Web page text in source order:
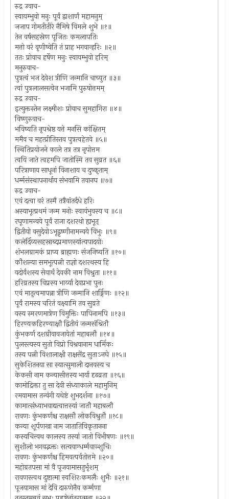
रुद्र उवाच-
स्वायम्भुवो मनुः पूर्वं द्वाशार्णं महामनुम्
जजाप गोमतीतीरे नैमिषे विमले शुभे ॥१॥
तेन वर्षसहस्रेण पूजितः कमलापतिः
मत्तो वरं वृणीष्वेति तं प्राह भगवान्हरिः ॥२॥
ततः प्रोवाच हर्षेण मनुः स्वायम्भुवो हरिम्
मनुरुवाच-
पुत्रत्वं भज देवेश त्रीणि जन्मानि चाच्युत ॥३॥
त्वां पुत्रलालसत्वेन भजामि पुरुषोत्तमम्
रुद्र उवाच-
इत्युक्तस्तेन लक्ष्मीशः प्रोवाच सुमहागिरा ॥४॥
विष्णुरुवाच-
भविष्यति नृपश्रेष्ठ यत्ते मनसि कांक्षितम्
ममैव च महत्प्रीतिस्तव पुत्रत्वहेतवे ॥५॥
स्थितिप्रयोजने काले तत्र तत्र नृपोत्तम
त्वयि जाते त्वहमपि जातोस्मि तव सुव्रत ॥६॥
परित्राणाय साधूनां विनाशाय च दुष्कृताम्
धर्म्मसंस्थापनार्थाय संभवामि तवानघ ॥७॥
रुद्र उवाच-
एवं दत्वा वरं तस्मै तत्रैवांतर्दधे हरिः
अस्याभूत्प्रथमं जन्म मनोः स्वायंभुवस्य च ॥८॥
रघूणामन्वये पूर्वं राजा दशरथो ह्यभूत्
द्वितीयो वसुदेवोऽभूद्वृष्णीनामन्वये विभुः ॥९॥
कलेर्दिव्यसहस्राब्दप्रमाणस्यांत्यपादयोः
शंभलग्रामकं प्राप्य ब्राह्मणः संजनिष्यति ॥१०॥
कौशल्या समभूत्पत्नी राज्ञो दशरथस्य हि
यदोर्वंशस्य सेवार्थं देवकी नाम विश्रुता ॥११॥
हरिव्रतस्य विप्रस्य भार्य्या देवप्रभा पुनः
एवं मातृत्वमापन्ना त्रीणि जन्मानि शार्ङ्गिणः ॥१२॥
पूर्वं रामस्य चरितं वक्ष्यामि तव सुव्रते
यस्य स्मरणमात्रेण विमुक्तिः पापिनामपि ॥१३॥
हिरण्यकहिरण्याक्षौ द्वितीयं जन्मसंश्रितौ
कुंभकर्ण दशग्रीवावजायेतां महाबलौ ॥१४॥
पुलस्त्यस्य सुतो विप्रो विश्रवानाम धार्मिकः
तस्य पत्नी विशालाक्षी राक्षसेंद्र सुताऽनघे ॥१५॥
सुकेशितनया सा स्यात्सुमाली दानवस्य च
केकसी नाम कन्यासीत्तस्य भार्या दृढव्रता ॥१६॥
कामोद्रिक्ता तु सा देवी संध्याकाले महामुनिम्
रमयामास तन्वंगी यथेष्टं शुभदर्शना ॥१७॥
कामात्संध्याभवाद्यत्वात्तस्यां जातौ महाबलौ
रावणः कुंभकर्णश्च राक्षसौ लोकविश्रुतौ ॥१८॥
कन्या शूर्पणखा नाम जातातिविकृतानना
कस्यचित्त्वथ कालस्य तस्यां जातो विभीषणः ॥१९॥
सुशीलो भगवद्भक्तः सत्यवाग्धर्म्मवाञ्शुचिः
रावणः कुंभकर्णश्च हिमवत्पर्वतोत्तमे ॥२०॥
महोग्रतपसा मां वै पूजयामासतुर्भृशम्
रावणस्त्वथ दुष्टात्मा स्वशिरःकमलैः शुभैः ॥२१॥
पूजयामास मां देवि दारुणेनैव कर्म्मणा